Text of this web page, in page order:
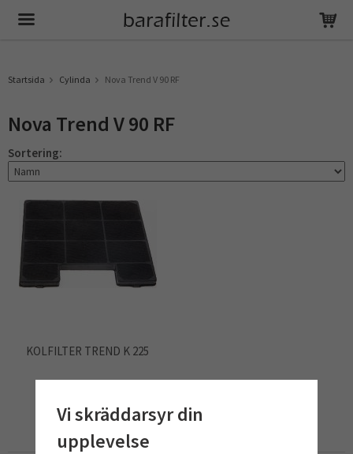
Startsida Cylinda Nova Trend V 90 RF
Nova Trend V 90 RF
Sortering:
KOLFILTER TREND K 225
Info
Vi skräddarsyr din
upplevelse